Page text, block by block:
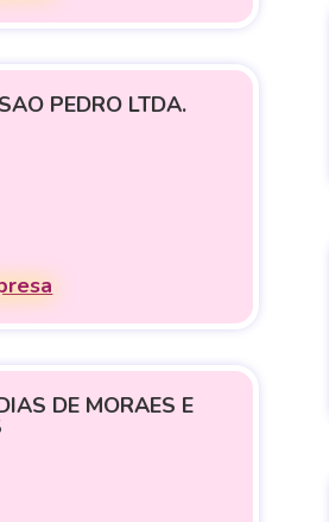
PEDRO LTDA.
DE MORAES E